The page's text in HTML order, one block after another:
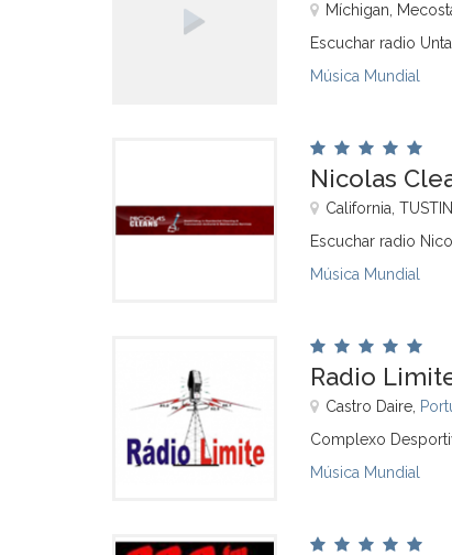
Míchigan,
Escuchar radio
Música Mundial
Nicolas
California, TUSTIN,
Escuchar radio
Música Mundial
Radio
Castro Daire,
Complexo
Música Mundial